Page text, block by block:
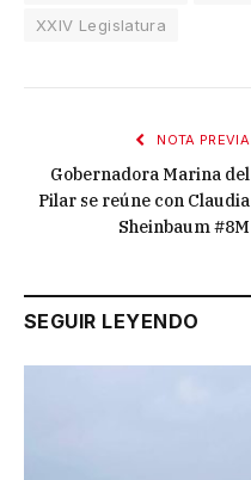
XXIV Legislatura
NOTA PREVIA
Gobernadora Marina del
Pilar se reúne con Claudia
Sheinbaum #8M
SEGUIR LEYENDO